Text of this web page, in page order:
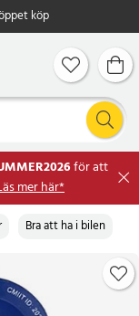
köp
för att
mer här*
Bra att ha i bilen